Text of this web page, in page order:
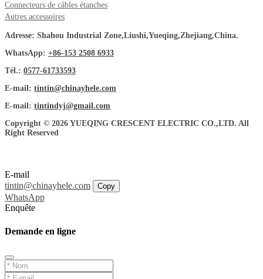
Connecteurs de câbles étanches
Autres accessoires
Adresse: Shahou Industrial Zone,Liushi,Yueqing,Zhejiang,China.
WhatsApp: +86-153 2508 6933
Tél.: 0577-61733593
E-mail: tintin@chinayhele.com
E-mail: tintindyj@gmail.com
Copyright © 2026 YUEQING CRESCENT ELECTRIC CO.,LTD. All
Right Reserved
E-mail
tintin@chinayhele.com
Copy
WhatsApp
Enquête
Demande en ligne